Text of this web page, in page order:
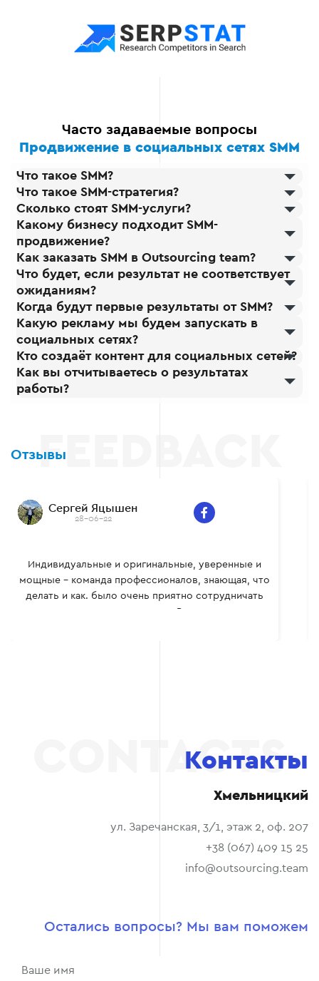
Часто задаваемые вопросы
Продвижение в социальных сетях SMM
Что такое SMM?
Что такое SMM-стратегия?
Сколько стоят SMM-услуги?
Какому бизнесу подходит SMM-
продвижение?
Как заказать SMM в Outsourcing team?
Что будет, если результат не соответствует
ожиданиям?
Когда будут первые результаты от SMM?
Какую рекламу мы будем запускать в
социальных сетях?
Кто создаёт контент для социальных сетей?
Как вы отчитываетесь о результатах
работы?
Отзывы
Сергей Яцышен
28-06-22
Индивидуальные и оригинальные, уверенные и
мощные – команда профессионалов, знающая, что
делать и как. было очень приятно сотрудничать
вместе, многому сам научился. Всем рекомендую.
Контакты
Хмельницкий
ул. Заречанская, 3/1, этаж 2, оф. 207
+38 (067) 409 15 25
info@outsourcing.team
Остались вопросы? Мы вам поможем